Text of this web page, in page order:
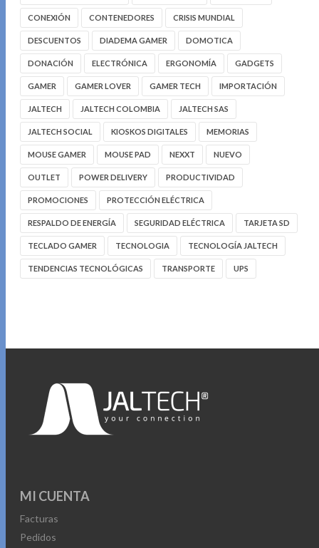
CONEXIÓN CONTENEDORES CRISIS MUNDIAL
DESCUENTOS DIADEMA GAMER DOMOTICA
DONACIÓN ELECTRÓNICA ERGONOMÍA GADGETS
GAMER GAMER LOVER GAMER TECH IMPORTACIÓN
JALTECH JALTECH COLOMBIA JALTECH SAS
JALTECH SOCIAL KIOSKOS DIGITALES MEMORIAS
MOUSE GAMER MOUSE PAD NEXXT NUEVO
OUTLET POWER DELIVERY PRODUCTIVIDAD
PROMOCIONES PROTECCIÓN ELÉCTRICA
RESPALDO DE ENERGÍA SEGURIDAD ELÉCTRICA TARJETA SD
TECLADO GAMER TECNOLOGIA TECNOLOGÍA JALTECH
TENDENCIAS TECNOLÓGICAS TRANSPORTE UPS
MI CUENTA
Facturas
Pedidos